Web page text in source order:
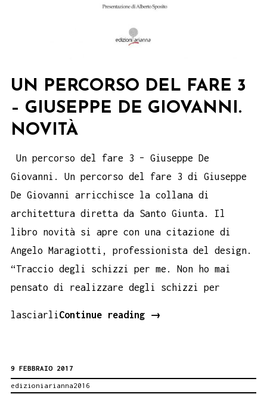
UN PERCORSO DEL FARE 3
– GIUSEPPE DE GIOVANNI.
NOVITÀ
Un percorso del fare 3 – Giuseppe De
Giovanni. Un percorso del fare 3 di Giuseppe
De Giovanni arricchisce la collana di
architettura diretta da Santo Giunta. Il
libro novità si apre con una citazione di
Angelo Maragiotti, professionista del design.
“Traccio degli schizzi per me. Non ho mai
pensato di realizzare degli schizzi per
lasciarliContinue reading
Un
→
9 FEBBRAIO 2017
edizioniarianna2016